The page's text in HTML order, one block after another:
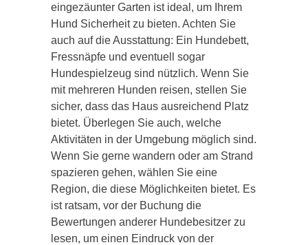
eingezäunter Garten ist ideal, um Ihrem
Hund Sicherheit zu bieten. Achten Sie
auch auf die Ausstattung: Ein Hundebett,
Fressnäpfe und eventuell sogar
Hundespielzeug sind nützlich. Wenn Sie
mit mehreren Hunden reisen, stellen Sie
sicher, dass das Haus ausreichend Platz
bietet. Überlegen Sie auch, welche
Aktivitäten in der Umgebung möglich sind.
Wenn Sie gerne wandern oder am Strand
spazieren gehen, wählen Sie eine
Region, die diese Möglichkeiten bietet. Es
ist ratsam, vor der Buchung die
Bewertungen anderer Hundebesitzer zu
lesen, um einen Eindruck von der